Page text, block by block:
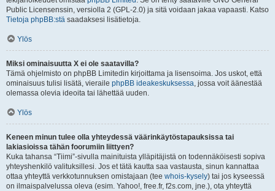
Public Licensenssin, versiolla 2 (GPL-2.0) ja sitä voidaan jakaa vapaasti. Katso
Tietoja phpBB:stä saadaksesi lisätietoja.
Ylös
Miksi ominaisuutta X ei ole saatavilla?
Tämä ohjelmisto on phpBB Limitedin kirjoittama ja lisensoima. Jos uskot, että
ominaisuus tulisi lisätä, vieraile phpBB ideakeskuksessa, jossa voit äänestää
olemassa olevia ideoita tai lähettää uuden.
Ylös
Keneen minun tulee olla yhteydessä väärinkäytöstapauksissa tai
lakiasioissa tähän foorumiin liittyen?
Kuka tahansa “Tiimi”-sivulla mainituista ylläpitäjistä on todennäköisesti sopiva
yhteyshenkilö valituksillesi. Jos et tätä kautta saa vastausta, sinun kannattaa
ottaa yhteyttä verkkotunnuksen omistajaan (tee whois-kysely) tai jos kyseessä
on ilmaispalvelussa oleva (esim. Yahoo!, free.fr, f2s.com, jne.), ota yhteyttä